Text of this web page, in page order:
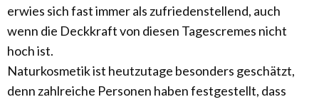
erwies sich fast immer als zufriedenstellend, auch
wenn die Deck­kraft von diesen Tages­cremes nicht
hoch ist.
Naturkosmetik ist heutzutage besonders geschätzt,
denn zahlreiche Personen haben festgestellt, dass